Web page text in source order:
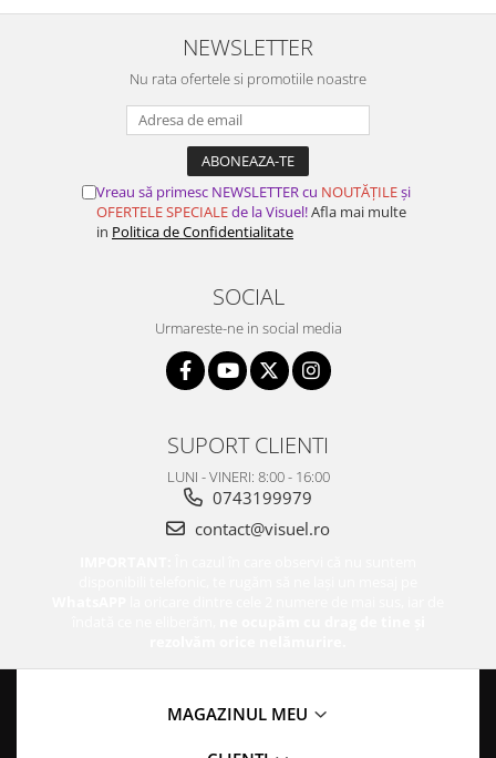
NEWSLETTER
Nu rata ofertele si promotiile noastre
Vreau să primesc NEWSLETTER cu NOUTĂȚILEși
OFERTELE SPECIALEde la Visuel!Afla mai multe
in Politica de Confidentialitate
SOCIAL
Urmareste-ne in social media
SUPORT CLIENTI
LUNI - VINERI: 8:00 - 16:00
0743199979
contact@visuel.ro
MAGAZINUL MEU